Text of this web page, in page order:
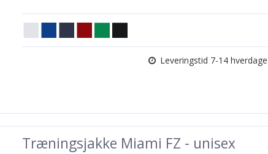
Leveringstid 7-14 hverdage
Træningsjakke Miami FZ - unisex